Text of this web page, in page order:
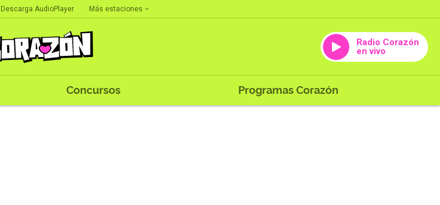
Descarga AudioPlayer Más estaciones
Radio Corazón
en vivo
Concursos Programas Corazón